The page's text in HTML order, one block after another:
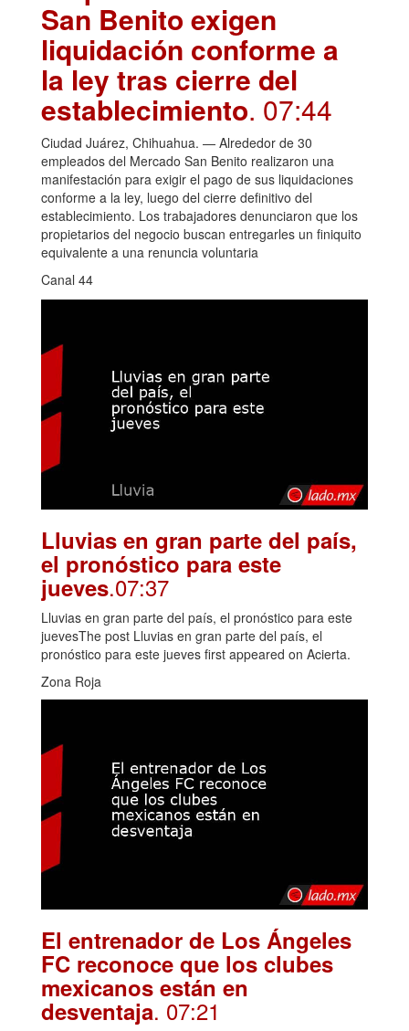
San Benito exigen
liquidación conforme a
la ley tras cierre del
establecimiento. 07:44
Ciudad Juárez, Chihuahua. — Alrededor de 30
empleados del Mercado San Benito realizaron una
manifestación para exigir el pago de sus liquidaciones
conforme a la ley, luego del cierre definitivo del
establecimiento. Los trabajadores denunciaron que los
propietarios del negocio buscan entregarles un finiquito
equivalente a una renuncia voluntaria
Canal 44
Lluvias en gran parte del país,
el pronóstico para este
jueves.07:37
Lluvias en gran parte del país, el pronóstico para este
juevesThe post Lluvias en gran parte del país, el
pronóstico para este jueves first appeared on Acierta.
Zona Roja
El entrenador de Los Ángeles
FC reconoce que los clubes
mexicanos están en
desventaja. 07:21